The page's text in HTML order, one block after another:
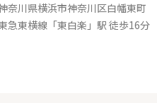
奈川県横浜市神奈川区白幡東町
急東横線「東白楽」駅 徒歩16分